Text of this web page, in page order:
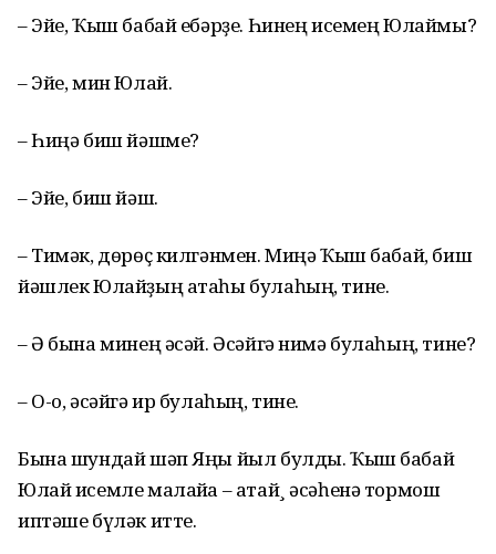
– Эйе, Ҡыш бабай ебәрҙе. Һинең исемең Юлаймы?
– Эйе, мин Юлай.
– Һиңә биш йәшме?
– Эйе, биш йәш.
– Тимәк, дөрөҫ килгәнмен. Миңә Ҡыш бабай, биш
йәшлек Юлайҙың атаһы булаһың, тине.
– Ә бына минең әсәй. Әсәйгә нимә булаһың, тине?
– О-о, әсәйгә ир булаһың, тине.
Бына шундай шәп Яңы йыл булды. Ҡыш бабай
Юлай исемле малайға – атай¸ әсәһенә тормош
иптәше бүләк итте.